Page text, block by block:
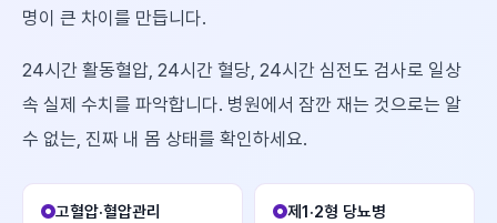
명이 큰 차이를 만듭니다.
24시간 활동혈압, 24시간 혈당, 24시간 심전도 검사로 일상
속 실제 수치를 파악합니다. 병원에서 잠깐 재는 것으로는 알
수 없는, 진짜 내 몸 상태를 확인하세요.
고혈압·혈압관리 제1·2형 당뇨병